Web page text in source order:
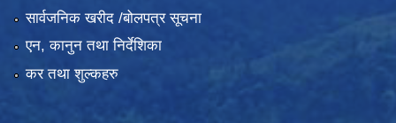
सार्वजनिक खरीद /बोलपत्र सूचना
एन, कानुन तथा निर्देशिका
कर तथा शुल्कहरु